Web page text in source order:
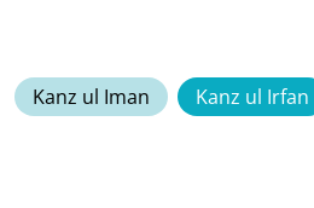
Kanz ul Iman Kanz ul Irfan